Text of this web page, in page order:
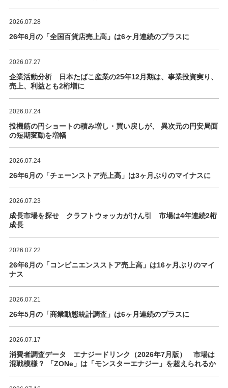
2026.07.28
26年6月の「全国百貨店売上高」は6ヶ月連続のプラスに
2026.07.27
企業活動分析 日本たばこ産業の25年12月期は、事業投資実り、
売上、利益とも2桁増に
2026.07.24
投機筋の円ショートの積み増し・買い戻しが、 異次元の円安局面
の短期変動を増幅
2026.07.24
26年6月の「チェーンストア売上高」は3ヶ月ぶりのマイナスに
2026.07.23
成長市場を探せ クラフトウォッカがけん引 市場は4年連続2桁
成長
2026.07.22
26年6月の「コンビニエンスストア売上高」は16ヶ月ぶりのマイ
ナス
2026.07.21
26年5月の「商業動態統計調査」は6ヶ月連続のプラスに
2026.07.17
消費者調査データ エナジードリンク（2026年7月版） 市場は
混戦模様？ 「ZONe」は「モンスターエナジー」を超えられるか